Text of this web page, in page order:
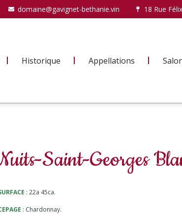
domaine@gavignet-bethanie.vin 18 Rue
Historique Appellations
Saint-Georges
: 22a 45ca.
: Chardonnay.